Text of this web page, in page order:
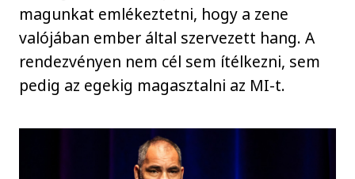
magunkat emlékeztetni, hogy a zene
valójában ember által szervezett hang. A
rendezvényen nem cél sem ítélkezni, sem
pedig az egekig magasztalni az MI-t.